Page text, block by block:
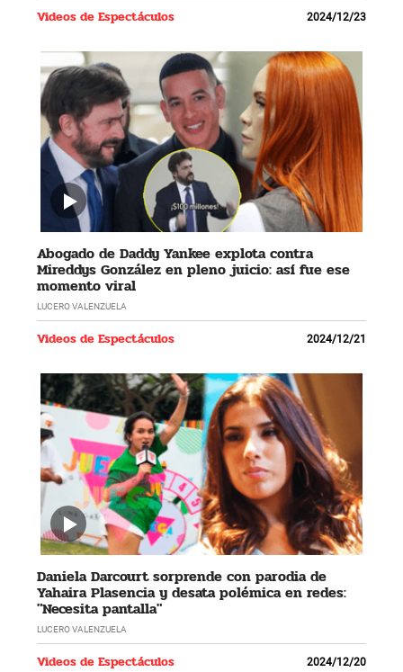
Videos de Espectáculos 2024/12/23
Abogado de Daddy Yankee explota contra
Mireddys González en pleno juicio: así fue ese
momento viral
LUCERO VALENZUELA
Videos de Espectáculos 2024/12/21
Daniela Darcourt sorprende con parodia de
Yahaira Plasencia y desata polémica en redes:
"Necesita pantalla"
LUCERO VALENZUELA
Videos de Espectáculos 2024/12/20